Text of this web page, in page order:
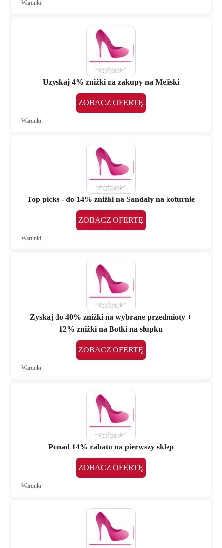
Warunki
Uzyskaj 4% zniżki na zakupy na Meliski
ZOBACZ OFERTĘ
Warunki
Top picks - do 14% zniżki na Sandały na koturnie
ZOBACZ OFERTĘ
Warunki
Zyskaj do 40% zniżki na wybrane przedmioty +
12% zniżki na Botki na słupku
ZOBACZ OFERTĘ
Warunki
Ponad 14% rabatu na pierwszy sklep
ZOBACZ OFERTĘ
Warunki